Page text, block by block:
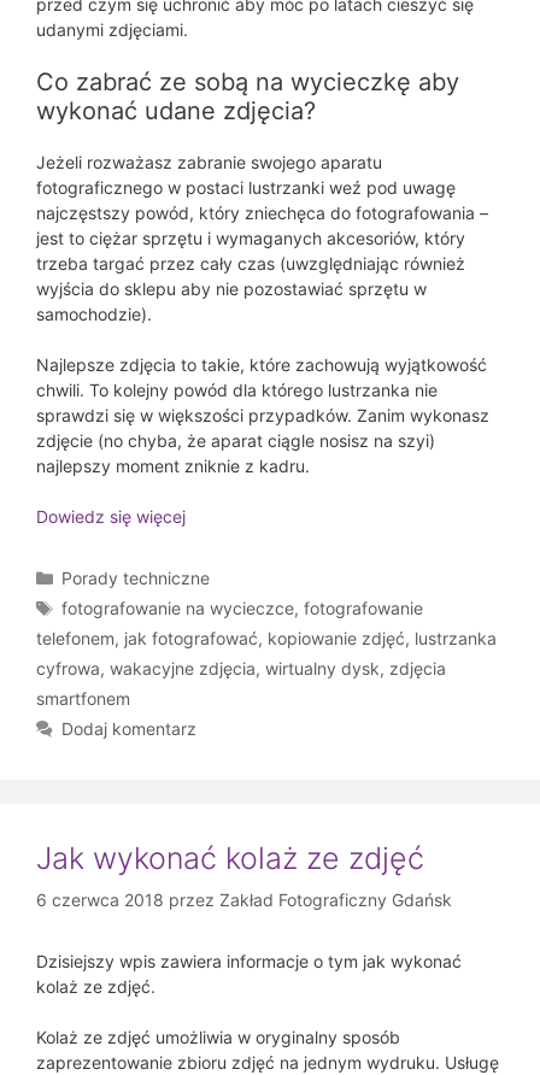
przed czym się uchronić aby móc po latach cieszyć się
udanymi zdjęciami.
Co zabrać ze sobą na wycieczkę aby
wykonać udane zdjęcia?
Jeżeli rozważasz zabranie swojego aparatu
fotograficznego w postaci lustrzanki weź pod uwagę
najczęstszy powód, który zniechęca do fotografowania –
jest to ciężar sprzętu i wymaganych akcesoriów, który
trzeba targać przez cały czas (uwzględniając również
wyjścia do sklepu aby nie pozostawiać sprzętu w
samochodzie).
Najlepsze zdjęcia to takie, które zachowują wyjątkowość
chwili. To kolejny powód dla którego lustrzanka nie
sprawdzi się w większości przypadków. Zanim wykonasz
zdjęcie (no chyba, że aparat ciągle nosisz na szyi)
najlepszy moment zniknie z kadru.
Dowiedz się więcej
Kategorie
Porady techniczne
Tagi
fotografowanie na wycieczce,fotografowanie
telefonem, jak fotografować, kopiowanie zdjęć, lustrzanka
cyfrowa, wakacyjne zdjęcia, wirtualny dysk, zdjęcia
smartfonem
Dodaj komentarz
Jak wykonać kolaż ze zdjęć
6 czerwca 2018 przez Zakład Fotograficzny Gdańsk
Dzisiejszy wpis zawiera informacje o tym jak wykonać
kolaż ze zdjęć.
Kolaż ze zdjęć umożliwia w oryginalny sposób
zaprezentowanie zbioru zdjęć na jednym wydruku. Usługę